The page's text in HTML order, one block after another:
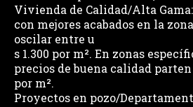
Vivienda de Calidad/Alta
con mejores acabados en la
oscilar entre u
s 1.300 por m². En zonas
precios de buena calidad parten
por m².
Proyectos en pozo/